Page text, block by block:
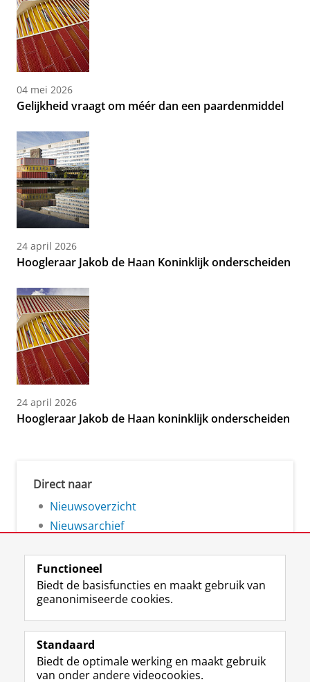
04 mei 2026
Gelijkheid vraagt om méér dan een paardenmiddel
24 april 2026
Hoogleraar Jakob de Haan Koninklijk onderscheiden
24 april 2026
Hoogleraar Jakob de Haan koninklijk onderscheiden
Direct naar
Nieuwsoverzicht
Nieuwsarchief
Volg de RUG
F
a
e
b
L
i
k
e
R
S
-
f
I
n
t
Y
o
T
Studiekiezers
Functioneel
Biedt de basisfuncties en maakt gebruik van
geanonimiseerde cookies.
Standaard
Biedt de optimale werking en maakt gebruik
van onder andere videocookies.